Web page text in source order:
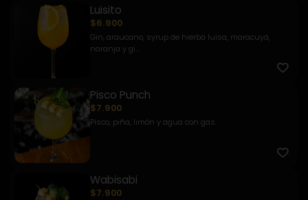
Luisito
$6.900
Gin, araucano, syrup de hierba luisa, maracuyá,
naranja y gi...
Pisco Punch
$7.900
Pisco, piña, limón y agua con gas.
Wabisabi
$7.900